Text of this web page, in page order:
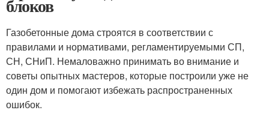
блоков
Газобетонные дома строятся в соответствии с
правилами и нормативами, регламентируемыми СП,
СН, СНиП. Немаловажно принимать во внимание и
советы опытных мастеров, которые построили уже не
один дом и помогают избежать распространенных
ошибок.